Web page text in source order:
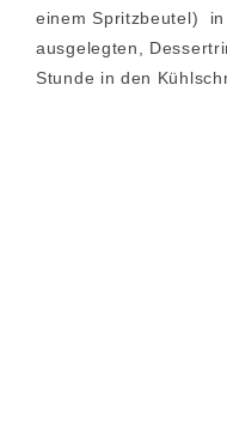
einem Spritzbeutel)
ausgelegten,
Stunde in den